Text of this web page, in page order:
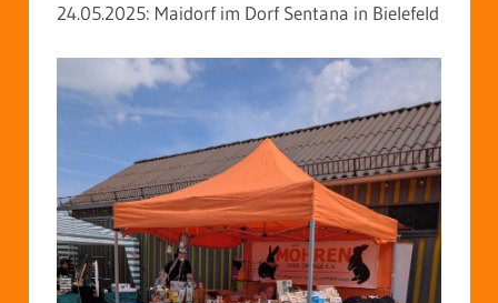
24.05.2025: Maidorf im Dorf Sentana in Bielefeld